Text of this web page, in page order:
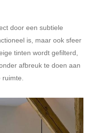
door een subtiele
is, maar ook sfeer
tinten wordt gefilterd,
afbreuk te doen aan
ruimte.